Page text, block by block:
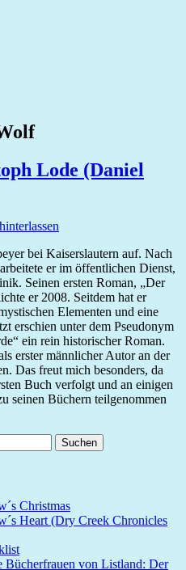
Lode (Daniel
bei Kaiserslautern auf. Nach
er im öffentlichen Dienst,
Seinen ersten Roman, „Der
er 2008. Seitdem hat er
Elementen und eine
erschien unter dem Pseudonym
ein rein historischer Roman.
erster männlicher Autor an der
Das freut mich besonders, da
Buch verfolgt und an einigen
seinen Büchern teilgenommen
Suchen
Christmas
Heart (Dry Creek Chronicles
Bücherfrauen von Listland: Der